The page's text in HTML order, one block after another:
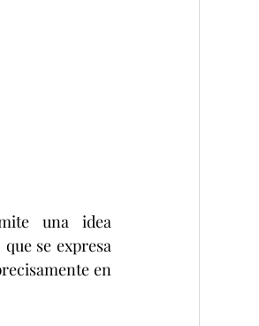
una idea
se expresa
en